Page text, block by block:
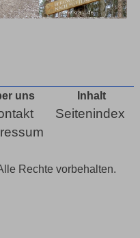
uns Inhalt
Seitenindex
Rechte vorbehalten.